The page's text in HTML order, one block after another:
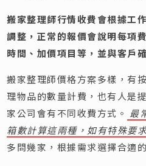
搬家整理師行情收費會根據工
調整，正常的報價會說明每項
時間、加價項目等，並與客戶
搬家整理師價格方案多樣，有
理物品的數量計費，也有人是
家公司會有不同收費方式。 最
箱數計算這兩種，如有特殊要
多問幾家，根據需求選擇合適